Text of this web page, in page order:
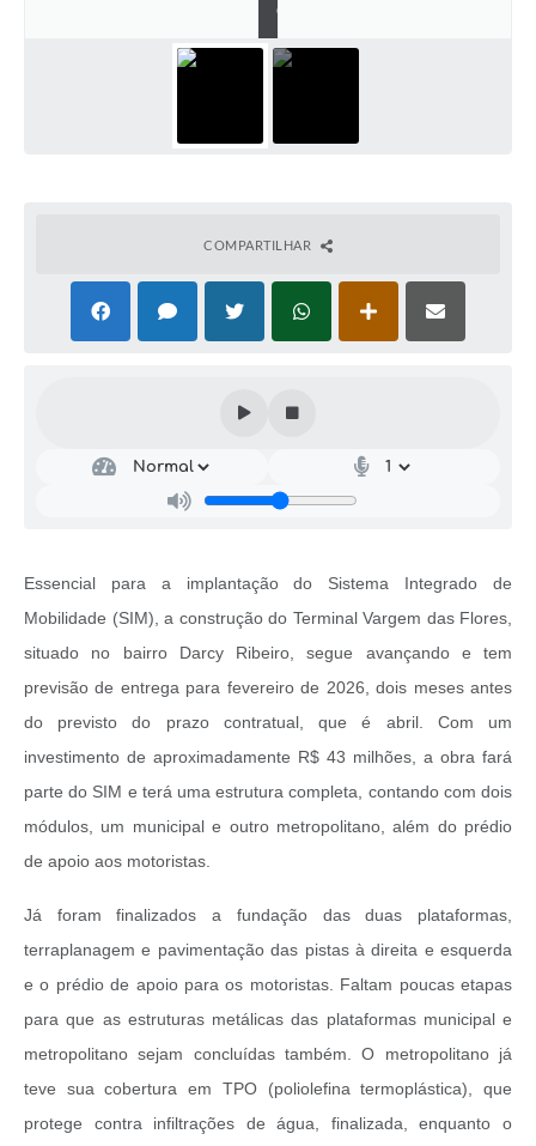
C
COMPARTILHAR
Essencial para a implantação do Sistema Integrado de
Mobilidade (SIM), a construção do Terminal Vargem das Flores,
situado no bairro Darcy Ribeiro, segue avançando e tem
previsão de entrega para fevereiro de 2026, dois meses antes
do previsto do prazo contratual, que é abril. Com um
investimento de aproximadamente R$ 43 milhões, a obra fará
parte do SIM e terá uma estrutura completa, contando com dois
módulos, um municipal e outro metropolitano, além do prédio
de apoio aos motoristas.
Já foram finalizados a fundação das duas plataformas,
terraplanagem e pavimentação das pistas à direita e esquerda
e o prédio de apoio para os motoristas. Faltam poucas etapas
para que as estruturas metálicas das plataformas municipal e
metropolitano sejam concluídas também. O metropolitano já
teve sua cobertura em TPO (poliolefina termoplástica), que
protege contra infiltrações de água, finalizada, enquanto o